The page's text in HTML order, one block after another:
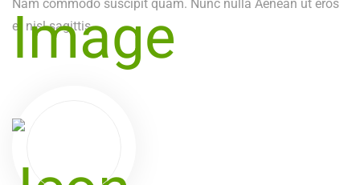
Nam commodo suscipit quam. Nunc nulla Aenean ut eros
et nisl sagittis